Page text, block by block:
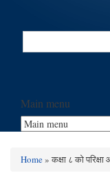
Search
Main menu
Home» कक्षा ८ को